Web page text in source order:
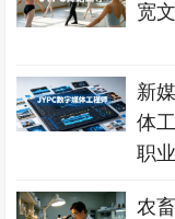
宽
新
体
职
农